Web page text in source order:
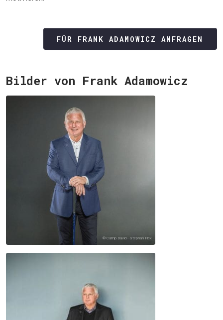
FÜR FRANK ADAMOWICZ ANFRAGEN
Bilder von Frank Adamowicz
© Camp David - Stephan Pick